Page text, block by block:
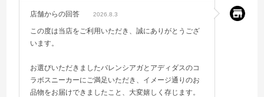
店舗からの回答 2026.8.3
この度は当店をご利用いただき、誠にありがとうござ
います。
お選びいただきましたバレンシアガとアディダスのコ
ラボスニーカーにご満足いただき、イメージ通りのお
品物をお届けできましたこと、大変嬉しく存じます。